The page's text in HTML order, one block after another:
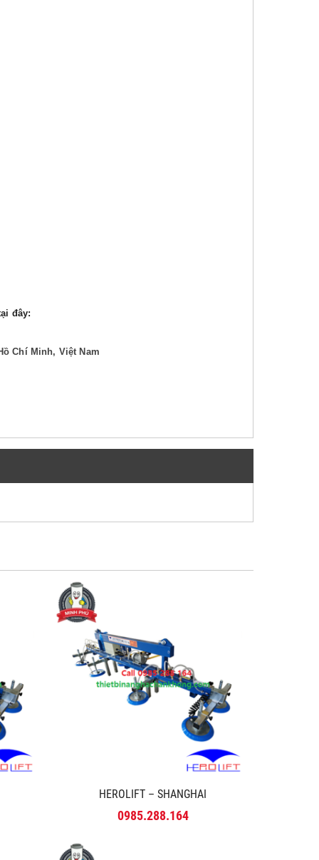
đây:
Chí Minh, Việt Nam
HEROLIFT – SHANGHAI
0985.288.164